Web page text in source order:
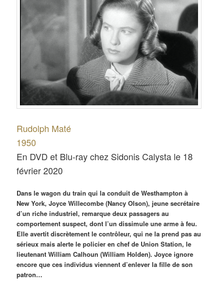
Rudolph Maté
1950
En DVD et Blu-ray chez Sidonis Calysta le 18
février 2020
Dans le wagon du train qui la conduit de Westhampton à
New York, Joyce Willecombe (Nancy Olson), jeune secrétaire
d’un riche industriel, remarque deux passagers au
comportement suspect, dont l’un dissimule une arme à feu.
Elle avertit discrètement le contrôleur, qui ne la prend pas au
sérieux mais alerte le policier en chef de Union Station, le
lieutenant William Calhoun (William Holden). Joyce ignore
encore que ces individus viennent d’enlever la fille de son
patron…